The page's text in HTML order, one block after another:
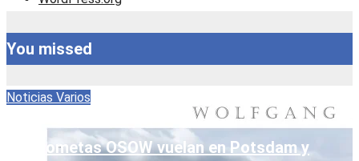
You missed
Noticias Varios
Las cometas OSOW vuelan en Potsdam y